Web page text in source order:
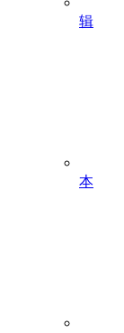
辑
本